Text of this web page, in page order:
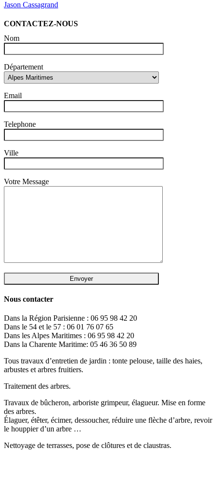
Jason Cassagrand
CONTACTEZ-NOUS
Nom
Département
Email
Telephone
Ville
Votre Message
Nous contacter
Dans la Région Parisienne : 06 95 98 42 20
Dans le 54 et le 57 : 06 01 76 07 65
Dans les Alpes Maritimes : 06 95 98 42 20
Dans la Charente Maritime: 05 46 36 50 89
Tous travaux d’entretien de jardin : tonte pelouse, taille des haies,
arbustes et arbres fruitiers.
Traitement des arbres.
Travaux de bûcheron, arboriste grimpeur, élagueur. Mise en forme
des arbres.
Élaguer, étêter, écimer, dessoucher, réduire une flèche d’arbre, revoir
le houppier d’un arbre …
Nettoyage de terrasses, pose de clôtures et de claustras.